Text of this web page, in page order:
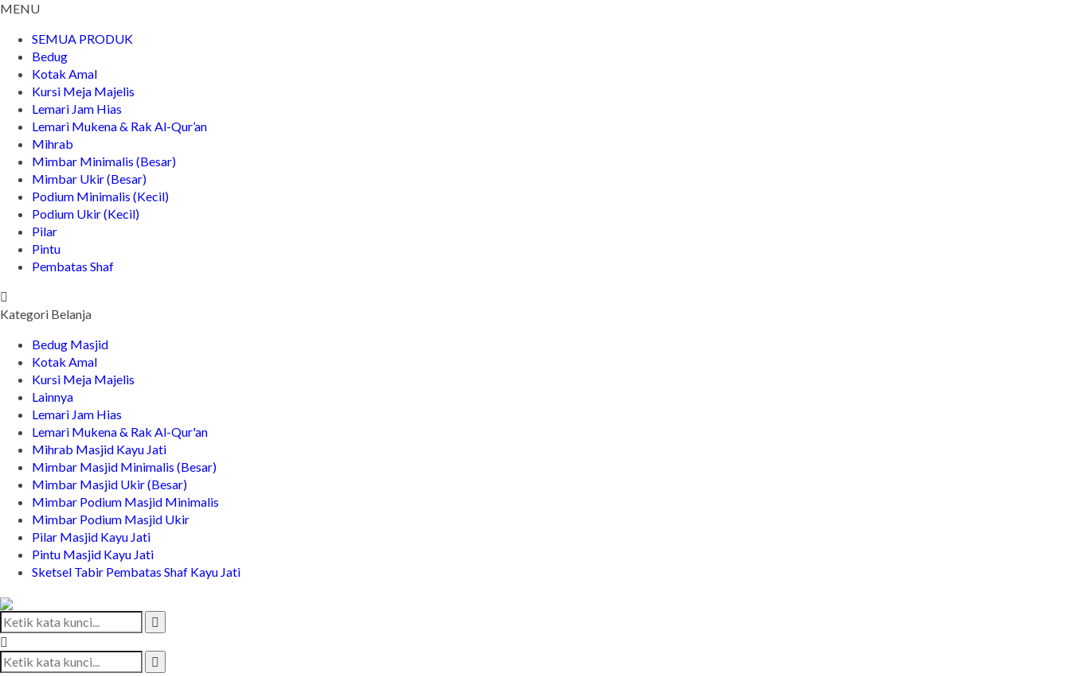
MENU
SEMUA PRODUK
Bedug
Kotak Amal
Kursi Meja Majelis
Lemari Jam Hias
Lemari Mukena & Rak Al-Qur’an
Mihrab
Mimbar Minimalis (Besar)
Mimbar Ukir (Besar)
Podium Minimalis (Kecil)
Podium Ukir (Kecil)
Pilar
Pintu
Pembatas Shaf
Kategori Belanja
Bedug Masjid
Kotak Amal
Kursi Meja Majelis
Lainnya
Lemari Jam Hias
Lemari Mukena & Rak Al-Qur'an
Mihrab Masjid Kayu Jati
Mimbar Masjid Minimalis (Besar)
Mimbar Masjid Ukir (Besar)
Mimbar Podium Masjid Minimalis
Mimbar Podium Masjid Ukir
Pilar Masjid Kayu Jati
Pintu Masjid Kayu Jati
Sketsel Tabir Pembatas Shaf Kayu Jati